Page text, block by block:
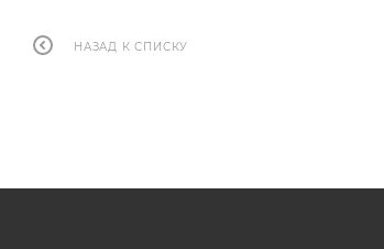
НАЗАД К СПИСКУ